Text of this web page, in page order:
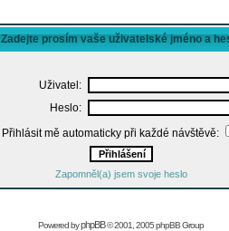
Zadejte prosím vaše uživatelské jméno a
Uživatel:
Heslo:
Přihlásit mě automaticky při každé návštěvě:
Zapomněl(a) jsem svoje heslo
Powered byphpBB© 2001, 2005 phpBB Group